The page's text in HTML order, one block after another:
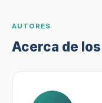
AUTORES
Acerca de